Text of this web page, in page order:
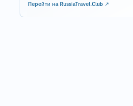
Перейти на RussiaTravel.Club ↗